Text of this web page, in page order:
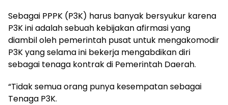
Sebagai PPPK (P3K) harus banyak bersyukur karena
P3K ini adalah sebuah kebijakan afirmasi yang
diambil oleh pemerintah pusat untuk mengakomodir
P3K yang selama ini bekerja mengabdikan diri
sebagai tenaga kontrak di Pemerintah Daerah.
“Tidak semua orang punya kesempatan sebagai
Tenaga P3K.